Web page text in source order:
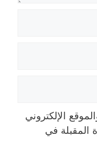
الإلكتروني
المقبلة في